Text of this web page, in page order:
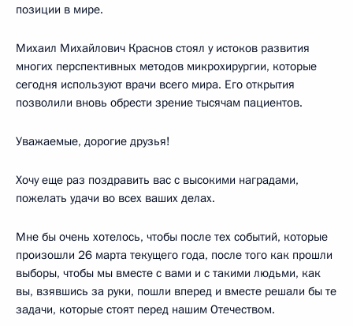
позиции в мире.
Михаил Михайлович Краснов стоял у истоков развития
многих перспективных методов микрохирургии, которые
сегодня используют врачи всего мира. Его открытия
позволили вновь обрести зрение тысячам пациентов.
Уважаемые, дорогие друзья!
Хочу еще раз поздравить вас с высокими наградами,
пожелать удачи во всех ваших делах.
Мне бы очень хотелось, чтобы после тех событий, которые
произошли 26 марта текущего года, после того как прошли
выборы, чтобы мы вместе с вами и с такими людьми, как
вы, взявшись за руки, пошли вперед и вместе решали бы те
задачи, которые стоят перед нашим Отечеством.